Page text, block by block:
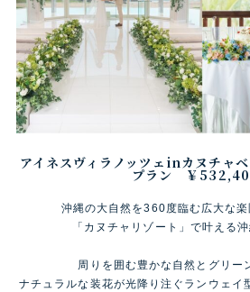
アイネスヴィラノッツェinカヌチャ
プラン ￥
沖縄の大自然を360度臨む広大な
「カヌチャリゾート」で叶える
周りを囲む豊かな自然とグリー
ナチュラルな装花が光降り注ぐランウェイ